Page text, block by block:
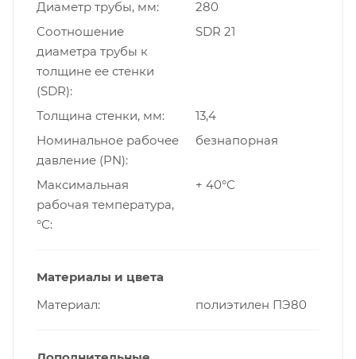
Диаметр трубы, мм
280
Cоотношение
диаметра трубы к
толщине ее стенки
(SDR)
SDR 21
Толщина стенки, мм
13,4
Номинальное рабочее
давление (PN)
безнапорная
Максимальная
рабочая температура,
°С
+ 40°С
Материалы и цвета
Материал
полиэтилен ПЭ80